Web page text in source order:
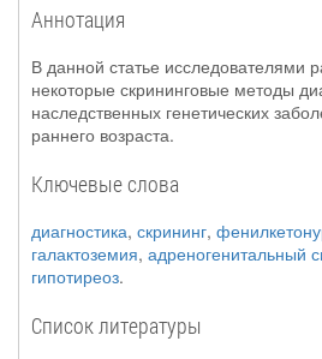
Аннотация
В данной статье исследователями
некоторые скрининговые методы
наследственных генетических
раннего возраста.
Ключевые слова
диагностика, скрининг,
галактоземия, адреногенитальный
гипотиреоз.
Список литературы